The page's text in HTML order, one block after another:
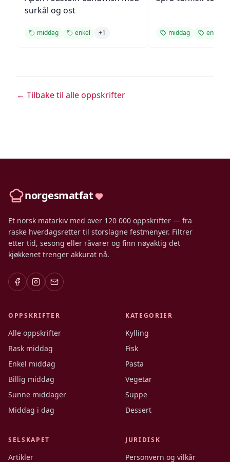
surkål og ost
middag enkel +1 middag enkel
← Tilbake til alle oppskrifter
norgesmatfat
Et norsk matarkiv med over 120 000 oppskrifter — fra
raske hverdagsretter til storslagne festmenyer. Filtrer
etter tid, sesong eller råvarer og finn nøyaktig det
kjøkkenet trenger akkurat nå.
OPPSKRIFTER
Alle oppskrifter
Rask middag
Enkel middag
Billig middag
Sunne middager
Middag i dag
KATEGORIER
Kylling
Fisk
Pasta
Vegetar
Suppe
Dessert
SELSKAPET
Artikler
JURIDISK
Personvern og vilkår